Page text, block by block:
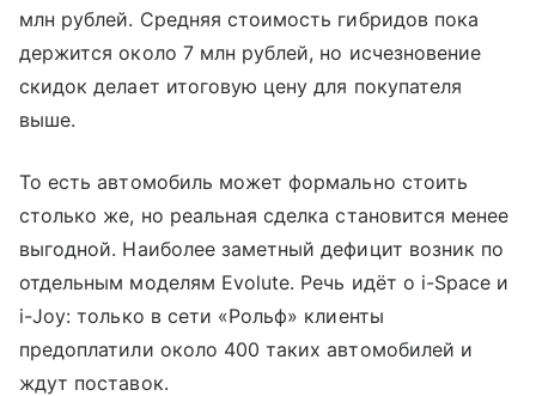
млн рублей. Средняя стоимость гибридов пока
держится около 7 млн рублей, но исчезновение
скидок делает итоговую цену для покупателя
выше.
То есть автомобиль может формально стоить
столько же, но реальная сделка становится менее
выгодной. Наиболее заметный дефицит возник по
отдельным моделям Evolute. Речь идёт о i-Space и
i-Joy: только в сети «Рольф» клиенты
предоплатили около 400 таких автомобилей и
ждут поставок.